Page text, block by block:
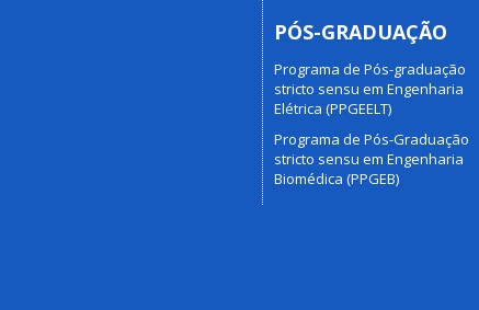
PÓS-GRADUAÇÃO
Programa de Pós-graduação
stricto sensu em Engenharia
Elétrica (PPGEELT)
Programa de Pós-Graduação
stricto sensu em Engenharia
Biomédica (PPGEB)